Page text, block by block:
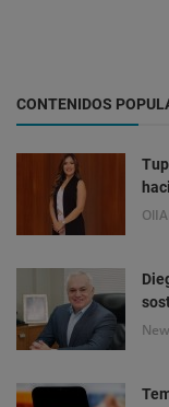
CONTENIDOS